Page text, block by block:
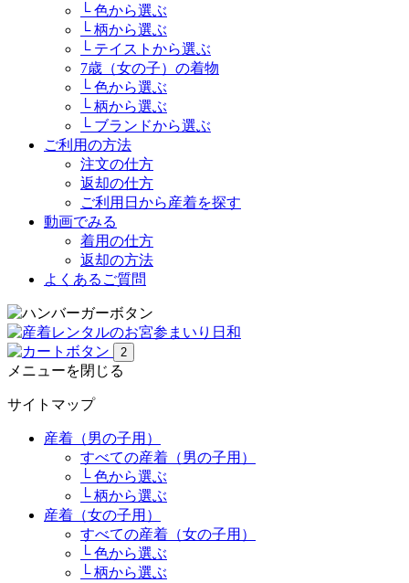
└ 色から選ぶ
└ 柄から選ぶ
└ テイストから選ぶ
7歳（女の子）の着物
└ 色から選ぶ
└ 柄から選ぶ
└ ブランドから選ぶ
ご利用の方法
注文の仕方
返却の仕方
ご利用日から産着を探す
動画でみる
着用の仕方
返却の方法
よくあるご質問
2
メニューを閉じる
サイトマップ
産着（男の子用）
すべての産着（男の子用）
└ 色から選ぶ
└ 柄から選ぶ
産着（女の子用）
すべての産着（女の子用）
└ 色から選ぶ
└ 柄から選ぶ